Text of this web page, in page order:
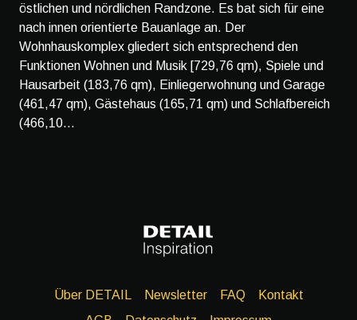
östlichen und nördlichen Randzone. Es bat sich für eine
nach innen orientierte Bauanlage an. Der
Wohnhauskomplex gliedert sich entsprechend den
Funktionen Wohnen und Musik [729,76 qm), Spiele und
Hausarbeit (183,76 qm), Einliegerwohnung und Garage
(461,47 qm), Gästehaus (165,71 qm) und Schlafbereich
(466,10...
Über DETAIL Newsletter FAQ
Kontakt